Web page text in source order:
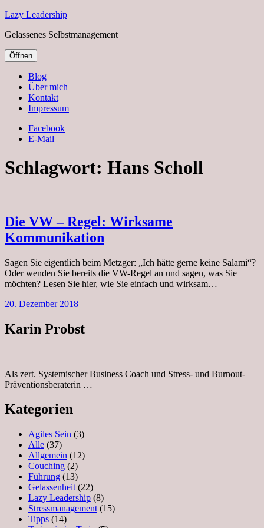
Lazy Leadership
Gelassenes Selbstmanagement
Öffnen
Blog
Über mich
Kontakt
Impressum
Facebook
E-Mail
Schlagwort: Hans Scholl
Die VW – Regel: Wirksame
Kommunikation
Sagen Sie eigentlich beim Metzger: „Ich hätte gerne keine Salami“?
Oder wenden Sie bereits die VW-Regel an und sagen, was Sie
möchten? Lesen Sie hier, wie Sie einfach und wirksam…
20. Dezember 2018
Karin Probst
Als zert. Systemischer Business Coach und Stress- und Burnout-
Präventionsberaterin …
Kategorien
Agiles Sein (3)
Alle (37)
Allgemein (12)
Couching (2)
Führung (13)
Gelassenheit (22)
Lazy Leadership (8)
Stressmanagement (15)
Tipps (14)